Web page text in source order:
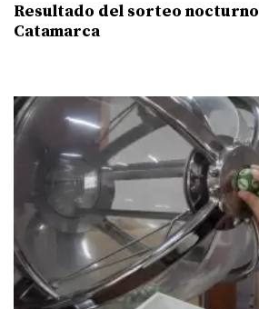
Resultado del sorteo
Catamarca